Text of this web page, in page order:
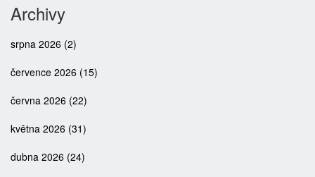
Archivy
srpna 2026 (2)
července 2026 (15)
června 2026 (22)
května 2026 (31)
dubna 2026 (24)